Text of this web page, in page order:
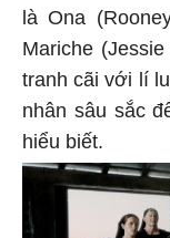
là Ona
Mariche
tranh cãi với lí
nhân sâu sắc
hiểu biết.